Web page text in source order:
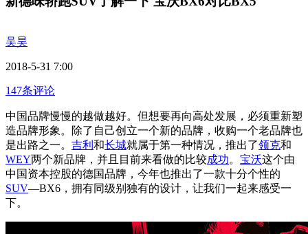
吴昊
2018-5-31 7:00
147条评论
中国品牌慢慢的越做越好。但想要再向高处发展，必须重新塑
造品牌形象。除了自己创立一个新的品牌，收购一个老品牌也
是出路之一。 吉利 和长城就属于第一种情况，推出了领克和
WEY两个新品牌，并且目前来看做的比较成功。 宝沃这个由
中国资本控股的德国品牌，今年也推出了一款十分个性的
SUV—BX6，拥有同级别独有的设计，让我们一起来感受一
下。